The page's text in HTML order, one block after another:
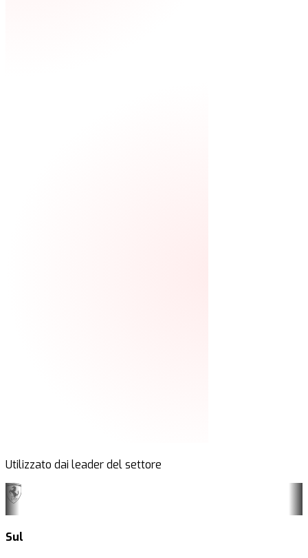
Utilizzato dai leader del settore
Sul